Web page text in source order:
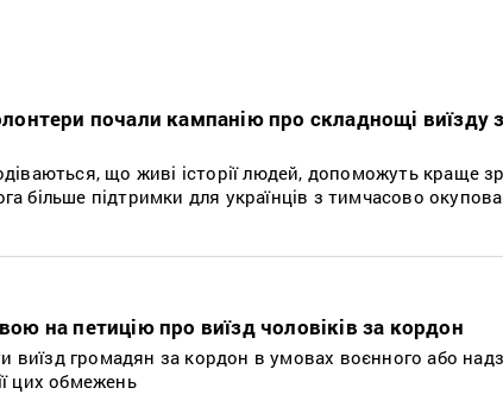
почали кампанію про складнощі виїзду з
що живі історії людей, допоможуть краще
більше підтримки для українців з тимчасово
на петицію про виїзд чоловіків за кордон
громадян за кордон в умовах воєнного або
цих обмежень